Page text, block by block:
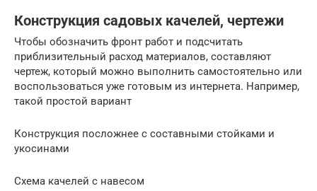
Конструкция садовых качелей, чертежи
Чтобы обозначить фронт работ и подсчитать
приблизительный расход материалов, составляют
чертеж, который можно выполнить самостоятельно или
воспользоваться уже готовым из интернета. Например,
такой простой вариант
Конструкция посложнее с составными стойками и
укосинами
Схема качелей с навесом